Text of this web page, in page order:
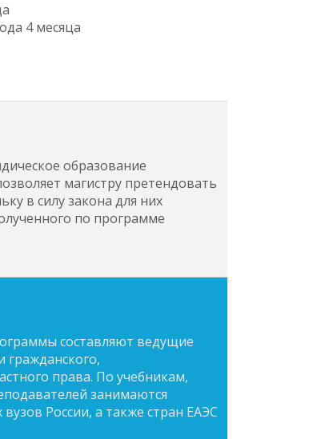
4 месяца
образование
магистру претендовать
в силу закона для них
по программе
составляют ведущие
гражданского,
права. По учебникам,
занимаются
России, а также стран ЕАЭС